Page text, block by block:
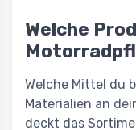
Welche
Welche Mittel du
Materialien an
deckt das